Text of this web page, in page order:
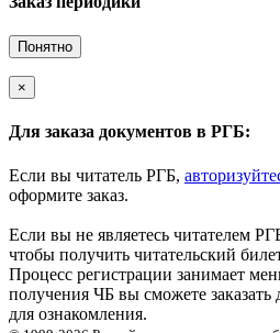
Понятно
×
Для заказа документов в РГБ:
Если вы читатель РГБ,
оформите заказ.
Если вы не являетесь читателем
чтобы получить читательский
Процесс регистрации занимает
получения ЧБ вы сможете
для ознакомления.